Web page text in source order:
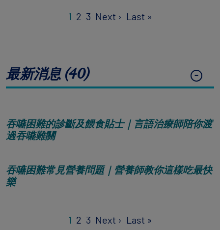
Pagination
1 2 3 Next › Next page
Last »
最新消息 (40)
吞嚥困難的診斷及餵食貼士｜言語治療師陪你渡
過吞嚥難關
吞嚥困難常見營養問題｜營養師教你這樣吃最快
樂
Pagination
1 2 3 Next › Next page
Last »